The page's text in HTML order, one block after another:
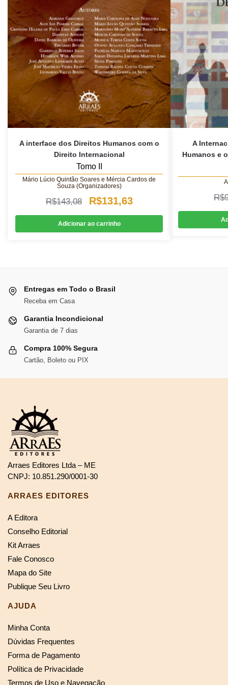
A interface dos Direitos Humanos com o
Direito Internacional
Tomo II
Mário Lúcio Quintão Soares e Mércia Cardos de
Souza (Organizadores)
R$143,08
O
preço
original
R$131,63O
preço
atual
Adicionar ao carrinho
A
Humanos e
R$
Entregas em Todo o Brasil
Receba em Casa
Garantia Incondicional
Garantia de 7 dias
Compra 100% Segura
Cartão, Boleto ou PIX
Arraes Editores Ltda – ME
CNPJ: 10.851.290/0001-30
ARRAES EDITORES
A Editora
Conselho Editorial
Kit Arraes
Fale Conosco
Mapa do Site
Publique Seu Livro
AJUDA
Minha Conta
Dúvidas Frequentes
Forma de Pagamento
Política de Privacidade
Termos de Uso e Navegação